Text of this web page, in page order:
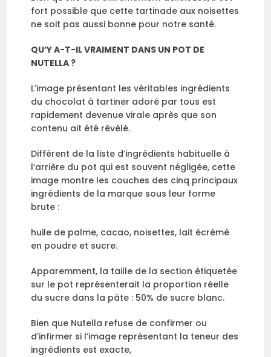
fort possible que cette tartinade aux noisettes
ne soit pas aussi bonne pour notre santé.
QU’Y A-T-IL VRAIMENT DANS UN POT DE
NUTELLA ?
L’image présentant les véritables ingrédients
du chocolat à tartiner adoré par tous est
rapidement devenue virale après que son
contenu ait été révélé.
Différent de la liste d’ingrédients habituelle à
l’arrière du pot qui est souvent négligée, cette
image montre les couches des cinq principaux
ingrédients de la marque sous leur forme
brute :
huile de palme, cacao, noisettes, lait écrémé
en poudre et sucre.
Apparemment, la taille de la section étiquetée
sur le pot représenterait la proportion réelle
du sucre dans la pâte : 50% de sucre blanc.
Bien que Nutella refuse de confirmer ou
d’infirmer si l’image représentant la teneur des
ingrédients est exacte,